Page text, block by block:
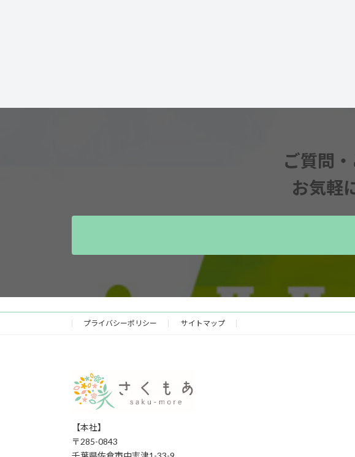
ご質問
お気軽
プライバシーポリシー サイトマップ
【本社】
〒285-0843